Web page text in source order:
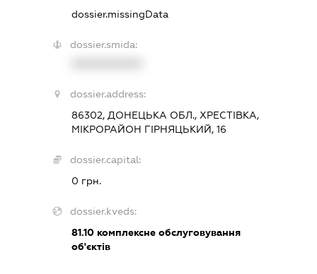
dossier.missingData
dossier.smida:
dossier.address:
86302, ДОНЕЦЬКА ОБЛ., ХРЕСТІВКА,
МІКРОРАЙОН ГІРНЯЦЬКИЙ, 16
dossier.capital:
0 грн.
dossier.kveds:
81.10 комплексне обслуговування
об'єктів